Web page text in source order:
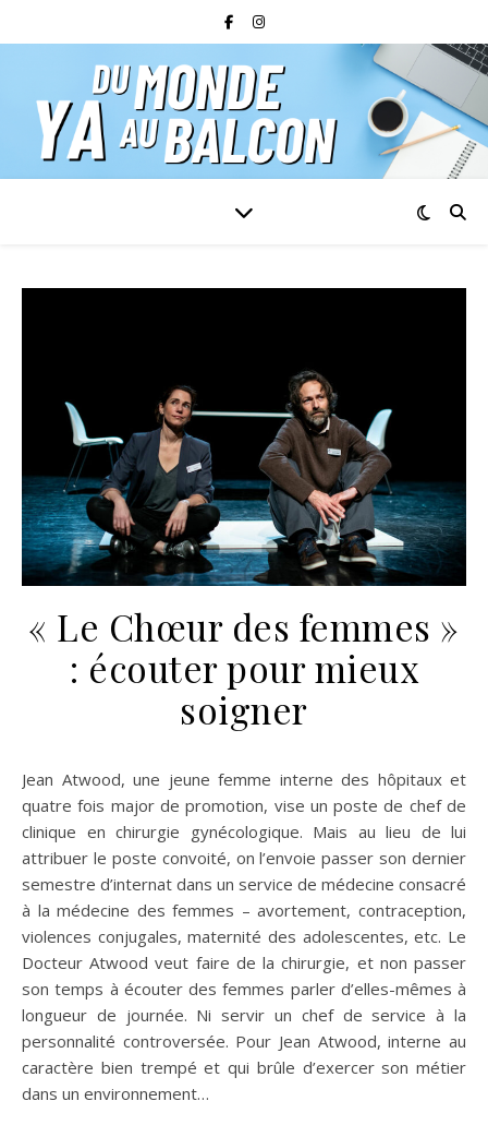
« Le Chœur des femmes »
: écouter pour mieux
soigner
Jean Atwood, une jeune femme interne des hôpitaux et
quatre fois major de promotion, vise un poste de chef de
clinique en chirurgie gynécologique. Mais au lieu de lui
attribuer le poste convoité, on l’envoie passer son dernier
semestre d’internat dans un service de médecine consacré
à la médecine des femmes – avortement, contraception,
violences conjugales, maternité des adolescentes, etc. Le
Docteur Atwood veut faire de la chirurgie, et non passer
son temps à écouter des femmes parler d’elles-mêmes à
longueur de journée. Ni servir un chef de service à la
personnalité controversée. Pour Jean Atwood, interne au
caractère bien trempé et qui brûle d’exercer son métier
dans un environnement…